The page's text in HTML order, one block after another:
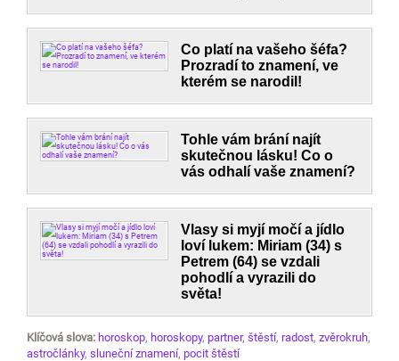
Co platí na vašeho šéfa?
Prozradí to znamení, ve
kterém se narodil!
Tohle vám brání najít
skutečnou lásku! Co o
vás odhalí vaše znamení?
Vlasy si myjí močí a jídlo
loví lukem: Miriam (34) s
Petrem (64) se vzdali
pohodlí a vyrazili do
světa!
Klíčová slova: horoskop, horoskopy, partner, štěstí, radost, zvěrokruh,
astročlánky, sluneční znamení, pocit štěstí